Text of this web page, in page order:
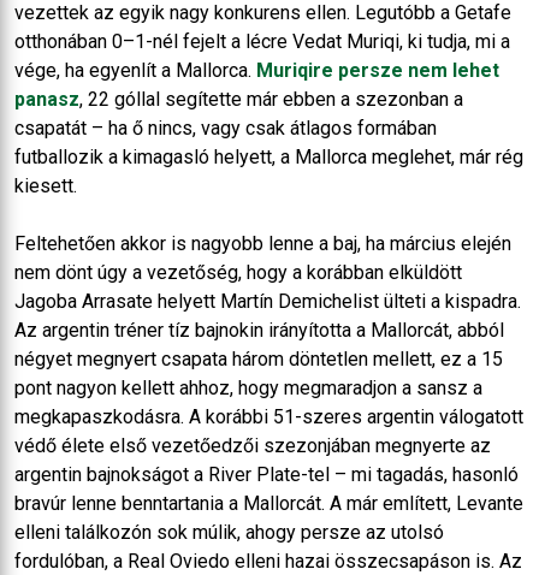
vezettek az egyik nagy konkurens ellen. Legutóbb a Getafe
otthonában 0–1-nél fejelt a lécre Vedat Muriqi, ki tudja, mi a
vége, ha egyenlít a Mallorca. Muriqire persze nem lehet
panasz, 22 góllal segítette már ebben a szezonban a
csapatát – ha ő nincs, vagy csak átlagos formában
futballozik a kimagasló helyett, a Mallorca meglehet, már rég
kiesett.
Feltehetően akkor is nagyobb lenne a baj, ha március elején
nem dönt úgy a vezetőség, hogy a korábban elküldött
Jagoba Arrasate helyett Martín Demichelist ülteti a kispadra.
Az argentin tréner tíz bajnokin irányította a Mallorcát, abból
négyet megnyert csapata három döntetlen mellett, ez a 15
pont nagyon kellett ahhoz, hogy megmaradjon a sansz a
megkapaszkodásra. A korábbi 51-szeres argentin válogatott
védő élete első vezetőedzői szezonjában megnyerte az
argentin bajnokságot a River Plate-tel – mi tagadás, hasonló
bravúr lenne benntartania a Mallorcát. A már említett, Levante
elleni találkozón sok múlik, ahogy persze az utolsó
fordulóban, a Real Oviedo elleni hazai összecsapáson is. Az